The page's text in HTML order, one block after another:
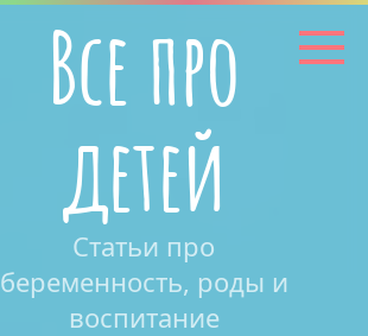
Все про
детей
Статьи про
беременность, роды и
воспитание